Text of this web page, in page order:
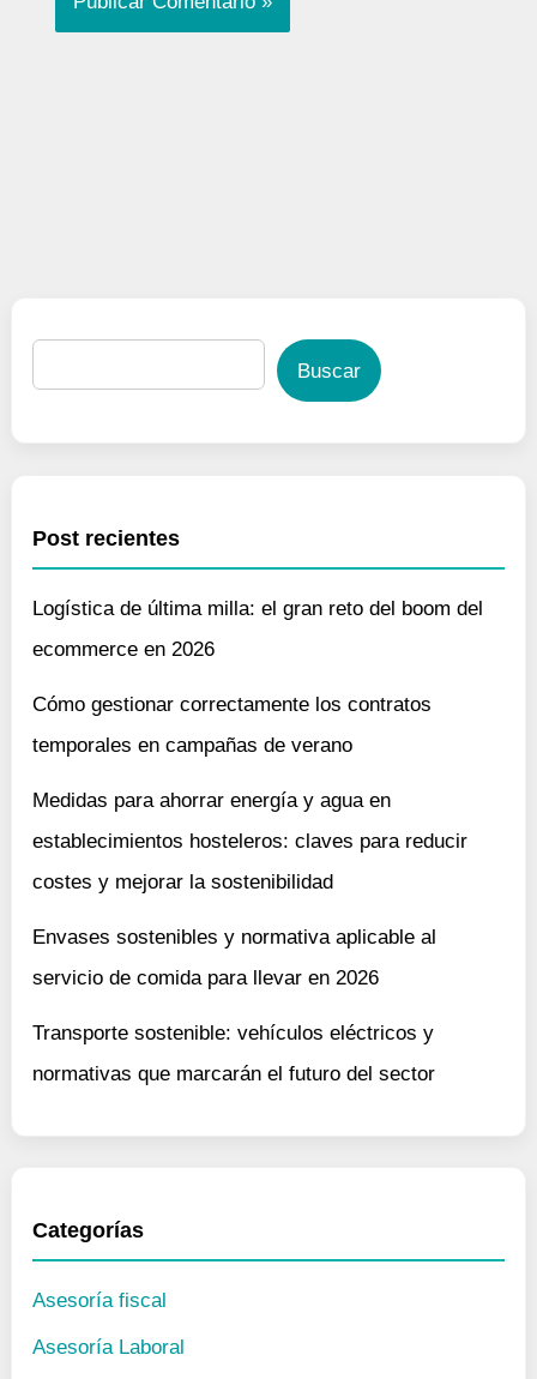
Buscar
Post recientes
Logística de última milla: el gran reto del boom del
ecommerce en 2026
Cómo gestionar correctamente los contratos
temporales en campañas de verano
Medidas para ahorrar energía y agua en
establecimientos hosteleros: claves para reducir
costes y mejorar la sostenibilidad
Envases sostenibles y normativa aplicable al
servicio de comida para llevar en 2026
Transporte sostenible: vehículos eléctricos y
normativas que marcarán el futuro del sector
Categorías
Asesoría fiscal
Asesoría Laboral